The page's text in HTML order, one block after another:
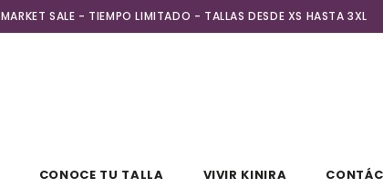
MARKET SALE - TIEMPO LIMITADO - TALLAS DESDE XS HASTA 3XL
CONOCE TU TALLA VIVIR KINIRA